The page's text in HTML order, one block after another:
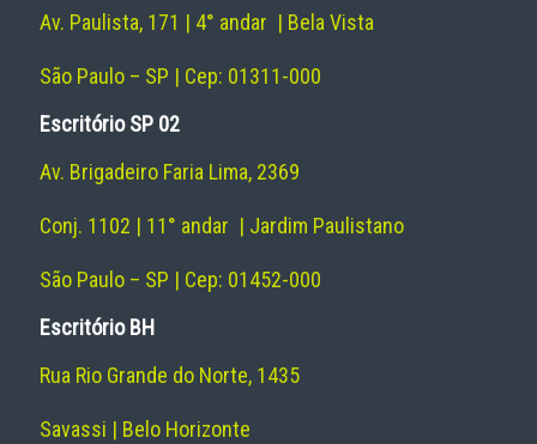
Av. Paulista, 171 | 4° andar | Bela Vista
São Paulo – SP | Cep: 01311-000
Escritório SP 02
Av. Brigadeiro Faria Lima, 2369
Conj. 1102 | 11° andar | Jardim Paulistano
São Paulo – SP | Cep: 01452-000
Escritório BH
Rua Rio Grande do Norte, 1435
Savassi | Belo Horizonte